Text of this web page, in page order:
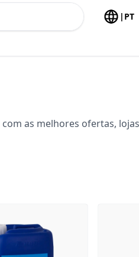
| PT
as melhores ofertas,